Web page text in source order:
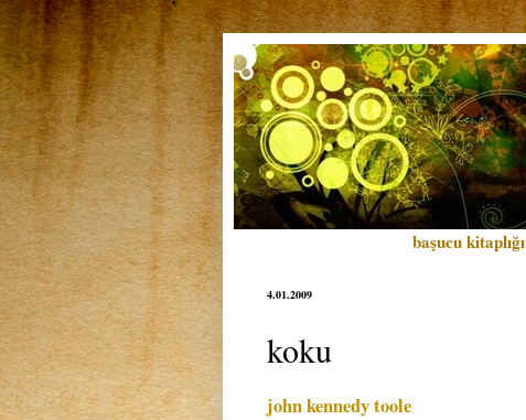
başucu kitaplığı
4.01.2009
koku
john kennedy toole